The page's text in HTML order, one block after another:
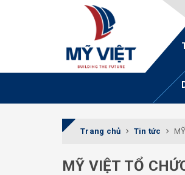
Trang chủ Tin tức
MỸ VIỆT TỔ